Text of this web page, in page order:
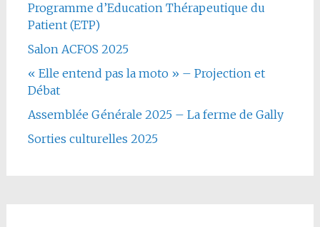
Programme d’Education Thérapeutique du
Patient (ETP)
Salon ACFOS 2025
« Elle entend pas la moto » – Projection et
Débat
Assemblée Générale 2025 – La ferme de Gally
Sorties culturelles 2025